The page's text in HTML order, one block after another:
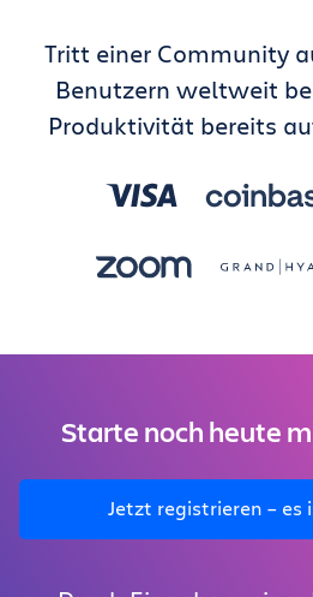
Tritt einer Community
Benutzern weltweit
Produktivität bereits
Starte noch heute
Jetzt registrieren – es